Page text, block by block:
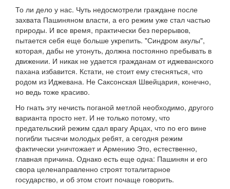
То ли дело у нас. Чуть недосмотрели граждане после
захвата Пашиняном власти, а его режим уже стал частью
природы. И все время, практически без перерывов,
пытается себя еще больше укрепить. "Синдром акулы",
которая, дабы не утонуть, должна постоянно пребывать в
движении. И никак не удается гражданам от иджеванского
пахана избавится. Кстати, не стоит ему стесняться, что
родом из Иджевана. Не Саксонская Швейцария, конечно,
но ведь тоже красиво.
Но гнать эту нечисть поганой метлой необходимо, другого
варианта просто нет. И не только потому, что
предательский режим сдал врагу Арцах, что по его вине
погибли тысячи молодых ребят, а сегодня режим
фактически уничтожает и Армению Это, естественно,
главная причина. Однако есть еще одна: Пашинян и его
свора целенаправленно строят тоталитарное
государство, и об этом стоит почаще говорить.